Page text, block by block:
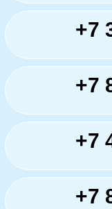
+7
+7
+7
+7